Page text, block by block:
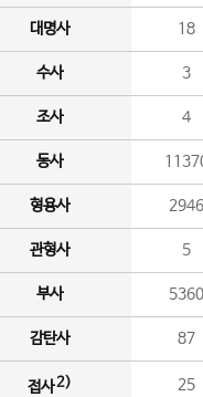
대명사 18
수사 3
조사 4
동사
형용사 2946
관형사 5
부사 5360
감탄사 87
접사2) 25